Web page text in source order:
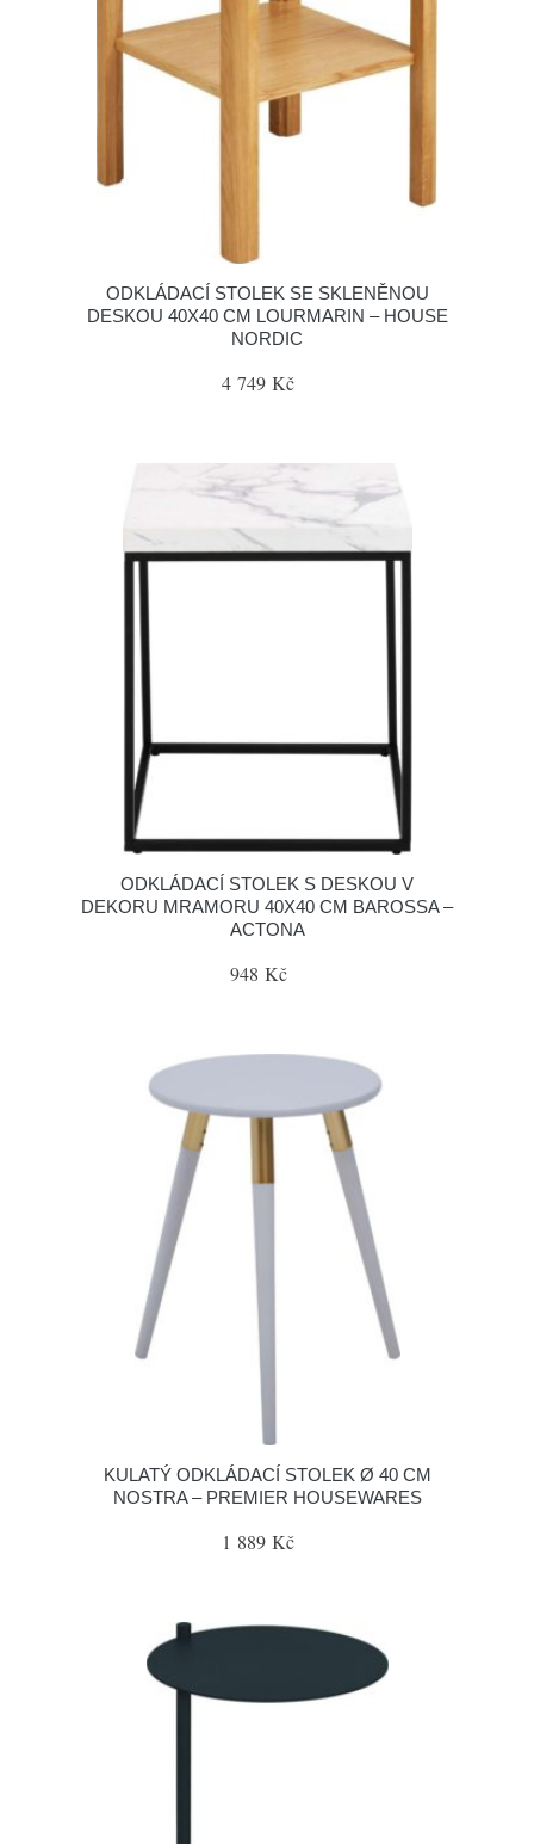
ODKLÁDACÍ STOLEK SE SKLENĚNOU
DESKOU 40X40 CM LOURMARIN – HOUSE
NORDIC
4 749 Kč
ODKLÁDACÍ STOLEK S DESKOU V
DEKORU MRAMORU 40X40 CM BAROSSA –
ACTONA
948 Kč
KULATÝ ODKLÁDACÍ STOLEK Ø 40 CM
NOSTRA – PREMIER HOUSEWARES
1 889 Kč